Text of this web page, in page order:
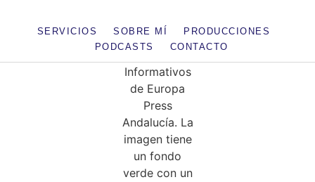
SERVICIOS SOBRE MÍ
PRODUCCIONES
PODCASTS
CONTACTO